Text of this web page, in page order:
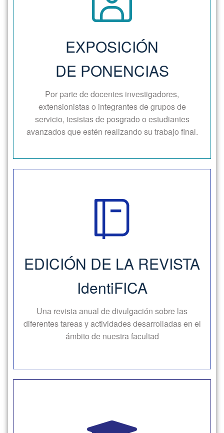
EXPOSICIÓN
DE PONENCIAS
Por parte de docentes investigadores,
extensionistas o integrantes de grupos de
servicio, tesistas de posgrado o estudiantes
avanzados que estén realizando su trabajo final.
Campus Universitario
general
Días y horarios:
(consulte el cronograma)
EDICIÓN DE LA REVISTA
IdentiFICA
Una revista anual de divulgación sobre las
diferentes tareas y actividades desarrolladas en el
ámbito de nuestra facultad
IdentiFICA
estudiantes, aprobadas por un comité evaluador
revista anual de divulgación sobre las diferentes
tareas y actividades desarrolladas en el ámbito de
nuestra facultad, y que pretende establecer,
demostrar y reconocer nuestra identidad.
Un encuentro de intercambio de opiniones con el